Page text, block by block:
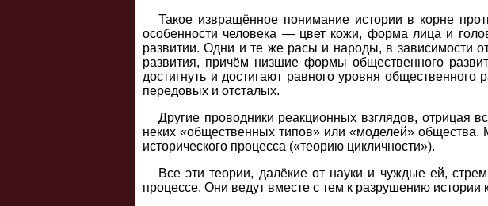
Такое извращённое понимание истории в корне
особенности человека — цвет кожи, форма лица и
развитии. Одни и те же расы и народы, в зависимости
развития, причём низшие формы общественного
достигнуть и достигают равного уровня
передовых и отсталых.
Другие проводники реакционных взглядов, отрицая
неких «общественных типов» или «моделей» общества.
исторического процесса («теорию цикличности»).
Все эти теории, далёкие от науки и чуждые ей,
процессе. Они ведут вместе с тем к разрушению истории